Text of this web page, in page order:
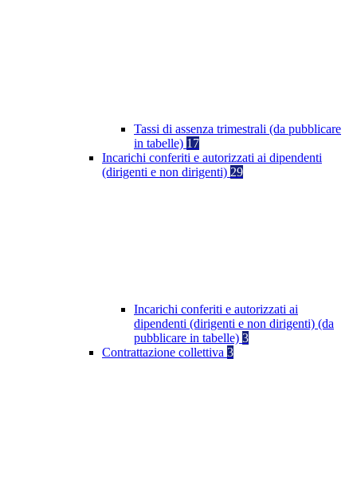
Tassi di assenza trimestrali (da pubblicare
in tabelle) 17
Incarichi conferiti e autorizzati ai dipendenti
(dirigenti e non dirigenti) 29
Incarichi conferiti e autorizzati ai
dipendenti (dirigenti e non dirigenti) (da
pubblicare in tabelle) 3
Contrattazione collettiva 3